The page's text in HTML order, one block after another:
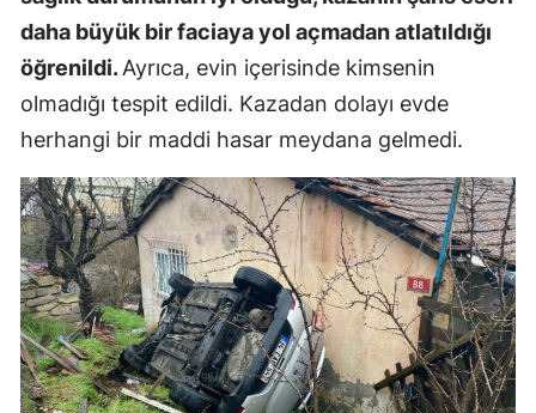
daha büyük bir faciaya yol açmadan atlatıldığı
öğrenildi.Ayrıca, evin içerisinde kimsenin
olmadığı tespit edildi. Kazadan dolayı evde
herhangi bir maddi hasar meydana gelmedi.